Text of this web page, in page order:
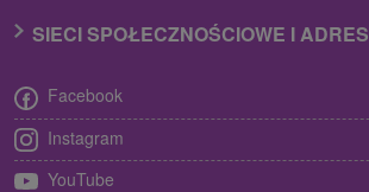
SIECI SPOŁECZNOŚCIOWE I ADRES
Facebook
Instagram
YouTube